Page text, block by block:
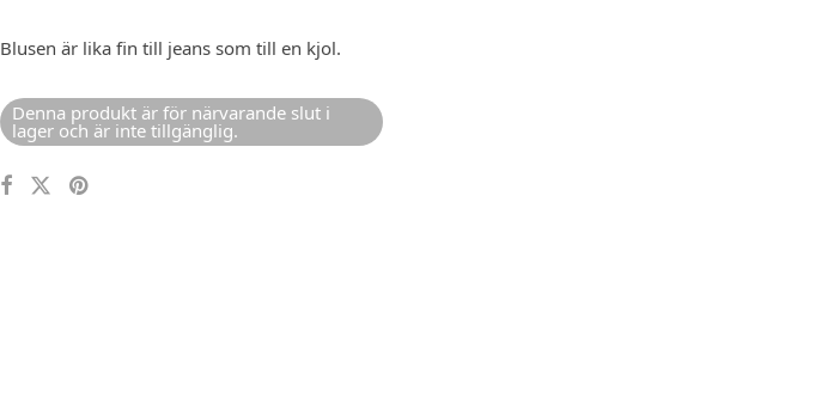
Blusen är lika fin till jeans som till en kjol.
Denna produkt är för närvarande slut i
lager och är inte tillgänglig.